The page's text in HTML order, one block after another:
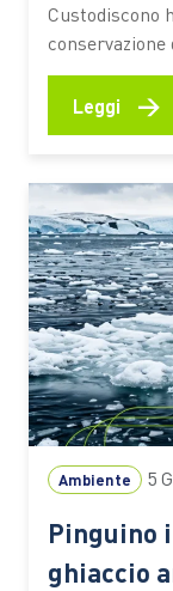
Custodiscono
alla resilienza
funzionano,
naturali che
riproduzione
Leggi →
Ambiente 5
Pinguino
ghiaccio